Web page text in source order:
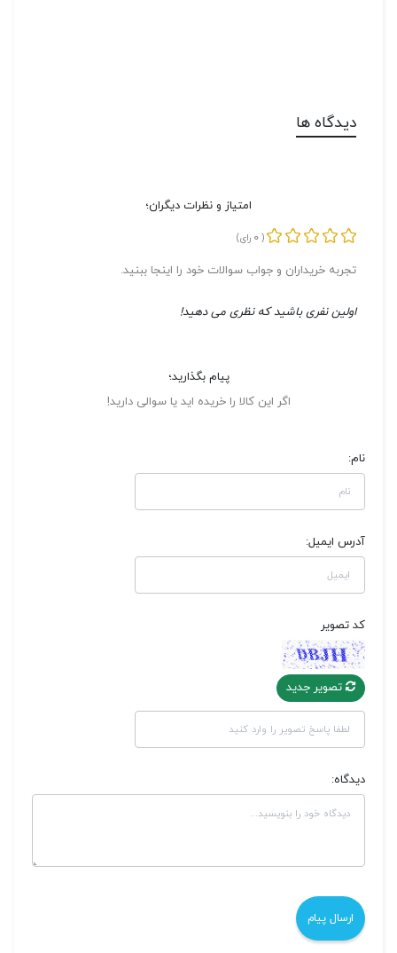
دیدگاه ها
امتیاز و نظرات دیگران؛
(
0 رای)
تجربه خریداران و جواب سوالات خود را اینجا ببنید.
اولین نفری باشید که نظری می دهید!
پیام بگذارید؛
اگر این کالا را خریده اید یا سوالی دارید!
نام:
آدرس ایمیل:
کد تصویر
تصویر جدید
دیدگاه: